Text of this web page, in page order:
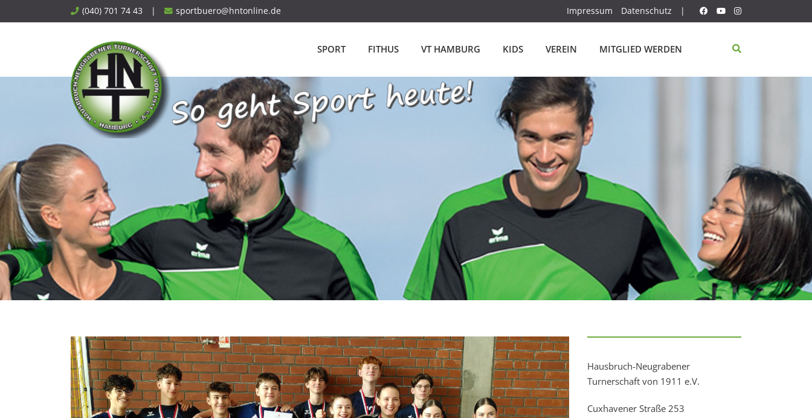
to
(040) 701 74 43 | sportbuero@hntonline.de Impressum Datenschutz |
SPORT FITHUS VT HAMBURG KIDS VEREIN MITGLIED WERDEN
Hausbruch-Neugrabener
Turnerschaft von 1911 e.V.
Cuxhavener Straße 253